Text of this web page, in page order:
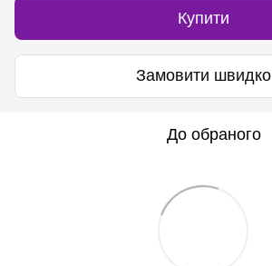
Купити
Замовити швидко
До обраного